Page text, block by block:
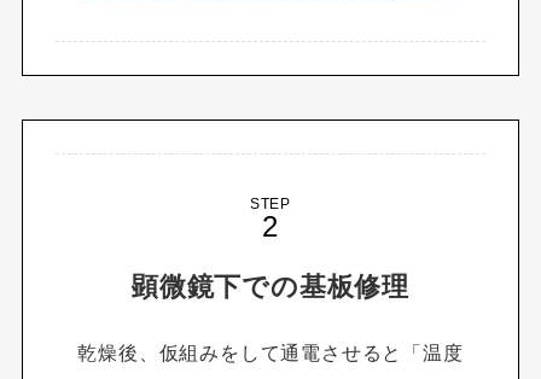
STEP
顕微鏡下での基板修理
乾燥後、仮組みをして通電させると「温度